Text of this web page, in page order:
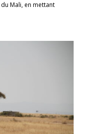
Mali, en mettant